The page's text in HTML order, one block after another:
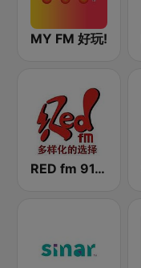
MY FM 好玩!
RED fm 91.9 中文台